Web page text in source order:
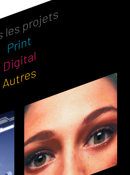
projets
Print
Digital
Autres